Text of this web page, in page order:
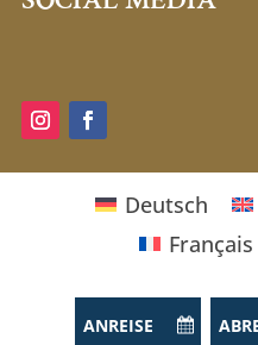
Deutsch
Français